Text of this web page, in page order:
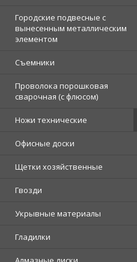
Городские подвесные с
вынесенным металлическим
элементом
Съемники
Проволока порошковая
сварочная (с флюсом)
Ножи технические
Офисные доски
Щетки хозяйственные
Гвозди
Укрывные материалы
Гладилки